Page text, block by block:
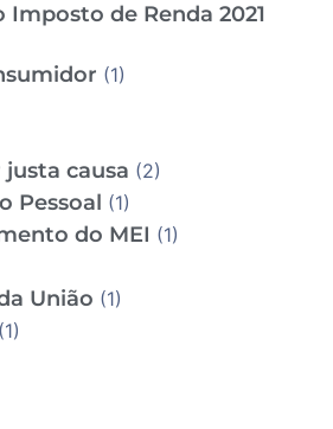
Imposto de Renda 2021
(1)
causa (2)
Pessoal (1)
do MEI (1)
União (1)
(1)